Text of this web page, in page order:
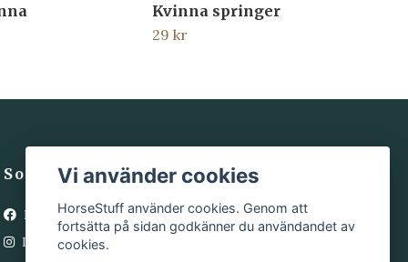
Kvinna springer
29 kr
Sociala medier
Facebook
Instagram
Vi använder cookies
HorseStuff använder cookies. Genom att
fortsätta på sidan godkänner du användandet av
cookies.